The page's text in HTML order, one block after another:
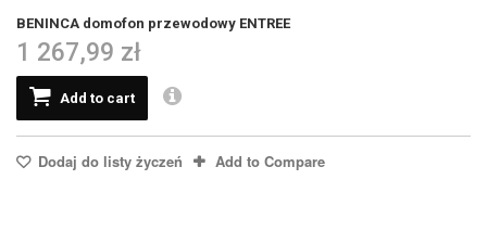
BENINCA domofon przewodowy ENTREE
1 267,99 zł
Add to cart
Dodaj do listy życzeń Add to Compare